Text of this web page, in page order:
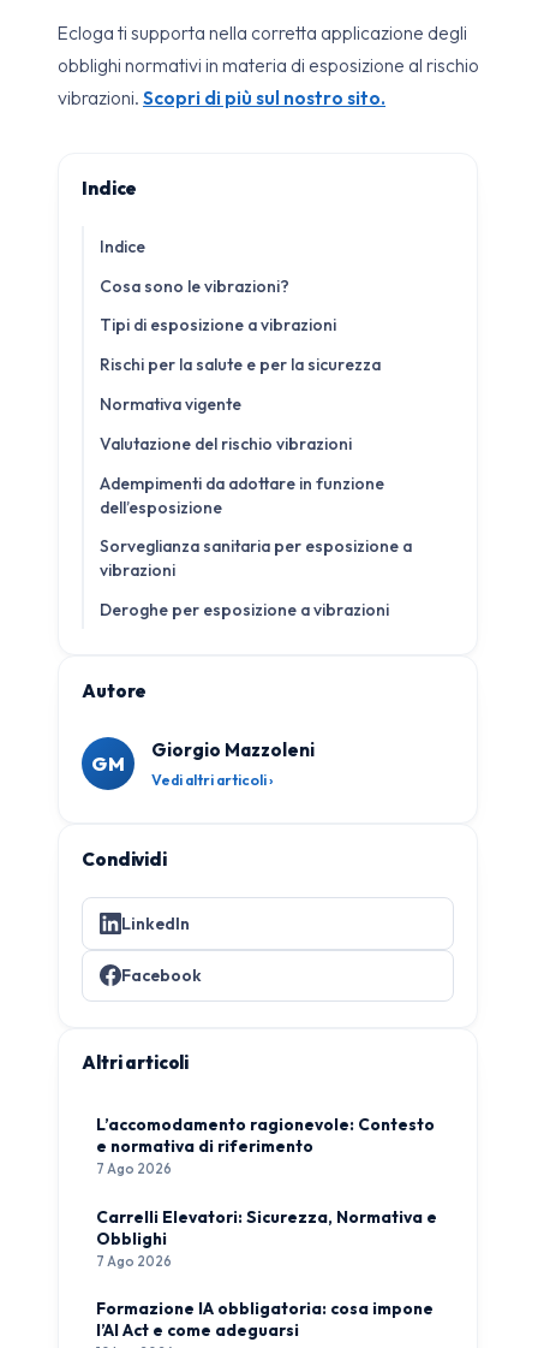
Ecloga ti supporta nella corretta applicazione degli
obblighi normativi in materia di esposizione al rischio
vibrazioni. Scopri di più sul nostro sito.
Indice
Indice
Cosa sono le vibrazioni?
Tipi di esposizione a vibrazioni
Rischi per la salute e per la sicurezza
Normativa vigente
Valutazione del rischio vibrazioni
Adempimenti da adottare in funzione
dell’esposizione
Sorveglianza sanitaria per esposizione a
vibrazioni
Deroghe per esposizione a vibrazioni
Autore
GM
Giorgio Mazzoleni
Vedi altri articoli ›
Condividi
LinkedIn
Facebook
Altri articoli
L’accomodamento ragionevole: Contesto
e normativa di riferimento
7 Ago 2026
Carrelli Elevatori: Sicurezza, Normativa e
Obblighi
7 Ago 2026
Formazione IA obbligatoria: cosa impone
l’AI Act e come adeguarsi